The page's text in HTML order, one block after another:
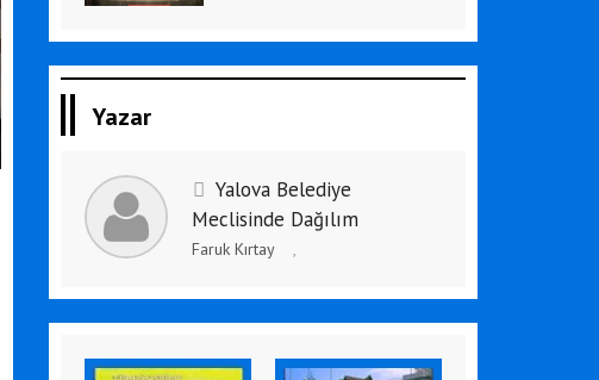
Yazar
Yalova Belediye
Meclisinde Dağılım
Faruk Kırtay ,